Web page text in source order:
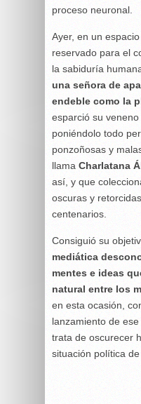
proceso neuronal.
Ayer, en un
reservado para el
la sabiduría
una señora de
endeble como la
esparció su
poniéndolo todo
ponzoñosas y
llama Charlatana
así, y que
oscuras y
centenarios.
Consiguió su
mediática
mentes e ideas
natural entre los
en esta ocasión,
lanzamiento de
trata de oscurecer
situación política